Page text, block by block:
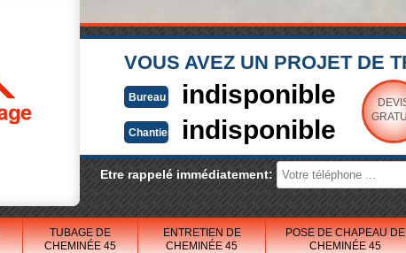
VOUS AVEZ UN PROJET DE
Bureau indisponible
Chantier indisponible
Etre rappelé immédiatement:
TUBAGE DE
CHEMINÉE 45
ENTRETIEN DE
CHEMINÉE 45
POSE DE CHAPEAU DE
CHEMINÉE 45